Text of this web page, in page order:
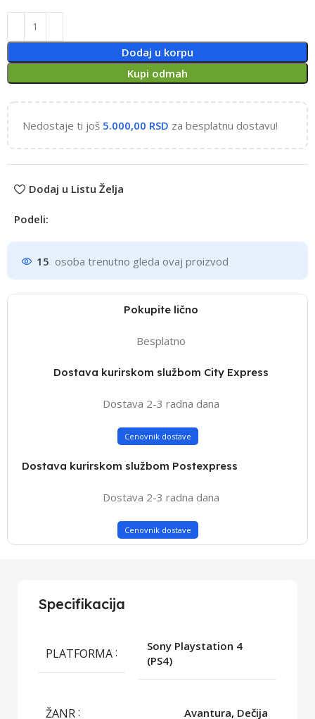
Dodaj u korpu
Kupi odmah
Nedostaje ti još 5.000,00 RSD za besplatnu dostavu!
Dodaj u Listu Želja
Podeli:
15 osoba trenutno gleda ovaj proizvod
Pokupite lično
Besplatno
Dostava kurirskom službom City Express
Dostava 2-3 radna dana
Cenovnik dostave
Dostava kurirskom službom Postexpress
Dostava 2-3 radna dana
Cenovnik dostave
Specifikacija
PLATFORMA
Sony Playstation 4
(PS4)
ŽANR Avantura, Dečija